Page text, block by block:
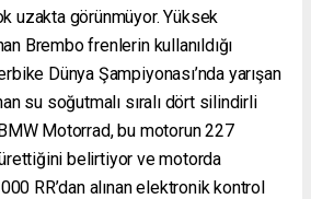
uzakta görünmüyor. Yüksek
Brembo frenlerin kullanıldığı
Dünya Şampiyonası’nda yarışan
su soğutmalı sıralı dört silindirli
Motorrad, bu motorun 227
belirtiyor ve motorda
RR’dan alınan elektronik kontrol